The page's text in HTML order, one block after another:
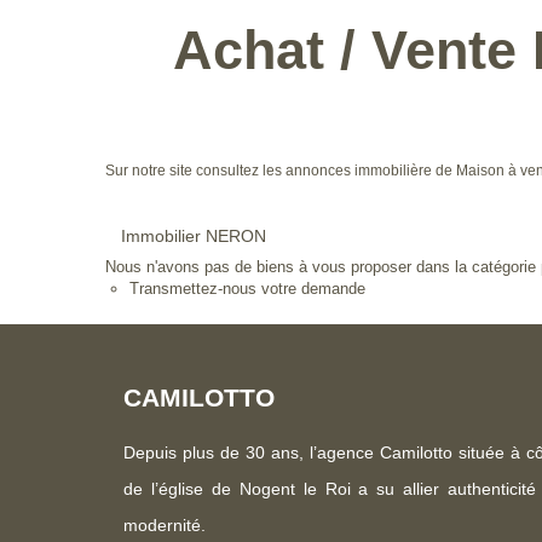
Achat / Vente
Sur notre site consultez les annonces immobilière de Maison à
Immobilier NERON
Nous n'avons pas de biens à vous proposer dans la
Transmettez-nous votre demande
CAMILOTTO
Depuis plus de 30 ans, l’agence Camilotto située à
de l’église de Nogent le Roi a su allier authenticité
modernité.